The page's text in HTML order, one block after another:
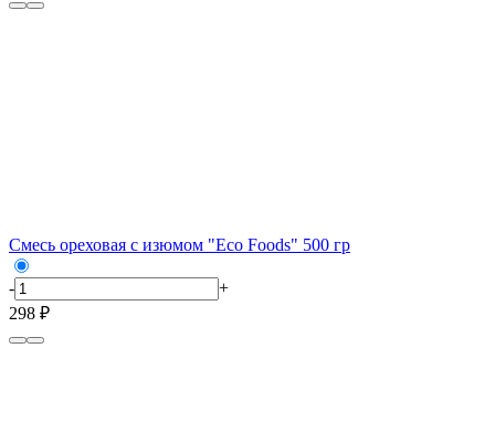
Смесь ореховая с изюмом "Eco Foods" 500 гр
-
+
298 ₽